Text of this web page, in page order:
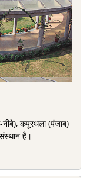
नीबे), कपूरथला (पंजाब)
है।